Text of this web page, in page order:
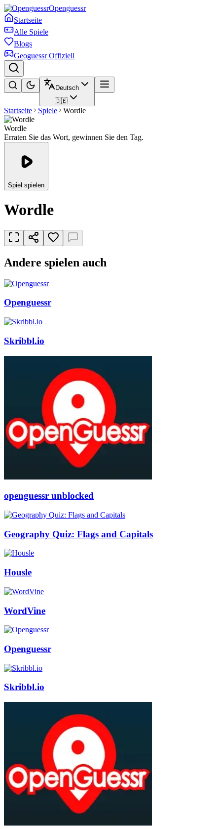
Openguessr
Startseite
Alle Spiele
Blogs
Geoguessr Offiziell
Deutsch
🇩🇪
Startseite Spiele Wordle
Wordle
Erraten Sie das Wort, gewinnen Sie den Tag.
Spiel spielen
Wordle
Andere spielen auch
Openguessr
Skribbl.io
openguessr unblocked
Geography Quiz: Flags and Capitals
Housle
WordVine
Openguessr
Skribbl.io